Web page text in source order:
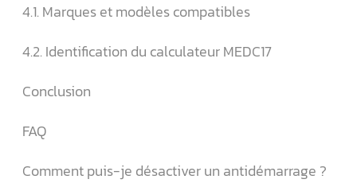
4.1. Marques et modèles compatibles
4.2. Identification du calculateur MEDC17
Conclusion
FAQ
Comment puis-je désactiver un antidémarrage ?